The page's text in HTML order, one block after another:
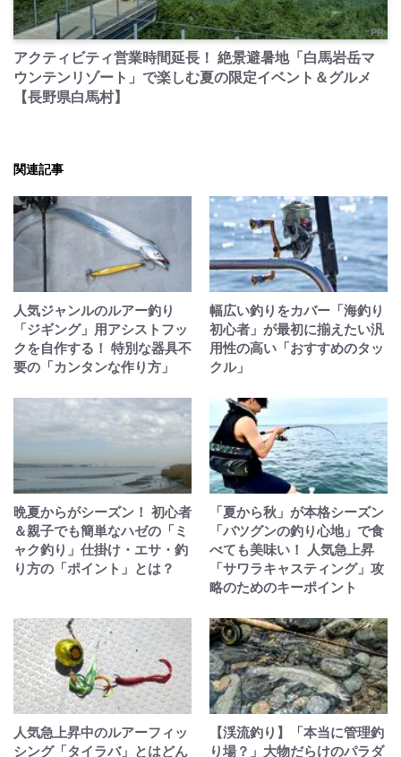
PR
アクティビティ営業時間延長！ 絶景避暑地「白馬岩岳マ
ウンテンリゾート」で楽しむ夏の限定イベント＆グルメ
【長野県白馬村】
関連記事
人気ジャンルのルアー釣り
「ジギング」用アシストフッ
クを自作する！ 特別な器具不
要の「カンタンな作り方」
幅広い釣りをカバー「海釣り
初心者」が最初に揃えたい汎
用性の高い「おすすめのタッ
クル」
晩夏からがシーズン！ 初心者
＆親子でも簡単なハゼの「ミ
ャク釣り」仕掛け・エサ・釣
り方の「ポイント」とは？
「夏から秋」が本格シーズン
「バツグンの釣り心地」で食
べても美味い！ 人気急上昇
「サワラキャスティング」攻
略のためのキーポイント
人気急上昇中のルアーフィッ
シング「タイラバ」とはどん
【渓流釣り】「本当に管理釣
り場？」大物だらけのパラダ